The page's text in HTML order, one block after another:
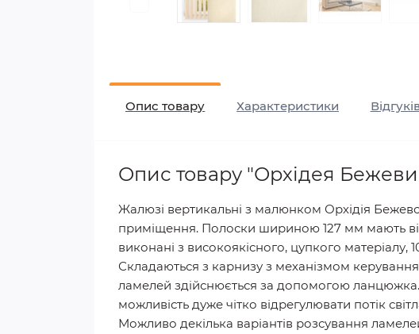
Опис товару Характеристики
Опис товару "Орхідея
Жалюзі вертикальні з малюнком Орхідія
приміщення. Полоски шириною 127 мм мають
виконані з високоякісного, цупкого матеріалу,
Складаються з карнизу з механізмом
ламелей здійснюється за допомогою
можливість дуже чітко відрегулювати потік
Можливо декілька варіантів розсування